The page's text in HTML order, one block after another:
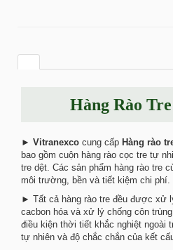
Hàng Rào
► Vitranexco cung cấp Hàng rào
bao gồm cuộn hàng rào cọc tre tự
tre dệt. Các sản phẩm hàng rào tre
môi trường, bền và tiết kiệm chi phí.
► Tất cả hàng rào tre đều được xử
cacbon hóa và xử lý chống côn
điều kiện thời tiết khắc nghiệt ngoài
tự nhiên và độ chắc chắn của kết